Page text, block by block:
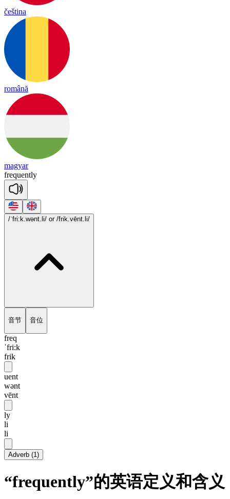
čeština
română
magyar
frequently
/ˈfri:k.wənt.li/ or /frik.vēnt.li/
音节 音位
freq
ˈfri:k
frik
uent
wənt
vēnt
ly
li
li
Adverb (1)
“frequently”的英语定义和含义